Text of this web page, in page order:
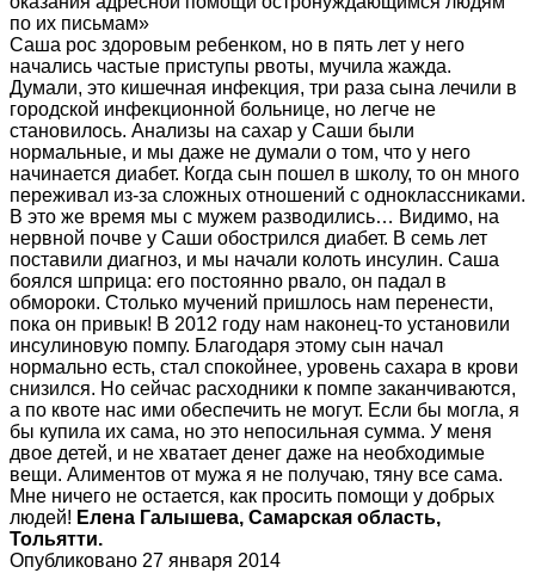
по их письмам»
Саша рос здоровым ребенком, но в пять лет у него
начались частые приступы рвоты, мучила жажда.
Думали, это кишечная инфекция, три раза сына лечили в
городской инфекционной больнице, но легче не
становилось. Анализы на сахар у Саши были
нормальные, и мы даже не думали о том, что у него
начинается диабет. Когда сын пошел в школу, то он много
переживал из-за сложных отношений с одноклассниками.
В это же время мы с мужем разводились… Видимо, на
нервной почве у Саши обострился диабет. В семь лет
поставили диагноз, и мы начали колоть инсулин. Саша
боялся шприца: его постоянно рвало, он падал в
обмороки. Столько мучений пришлось нам перенести,
пока он привык! В 2012 году нам наконец-то установили
инсулиновую помпу. Благодаря этому сын начал
нормально есть, стал спокойнее, уровень сахара в крови
снизился. Но сейчас расходники к помпе заканчиваются,
а по квоте нас ими обеспечить не могут. Если бы могла, я
бы купила их сама, но это непосильная сумма. У меня
двое детей, и не хватает денег даже на необходимые
вещи. Алиментов от мужа я не получаю, тяну все сама.
Мне ничего не остается, как просить помощи у добрых
людей! Елена Галышева, Самарская область,
Тольятти.
Опубликовано 27 января 2014